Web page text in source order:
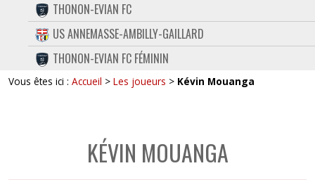
CONTACT
FACEBOOK
TWITTER
THONON-EVIAN FC
US ANNEMASSE-AMBILLY-GAILLARD
THONON-EVIAN FC FÉMININ
Vous êtes ici : Accueil > Les joueurs > Kévin Mouanga
KÉVIN MOUANGA